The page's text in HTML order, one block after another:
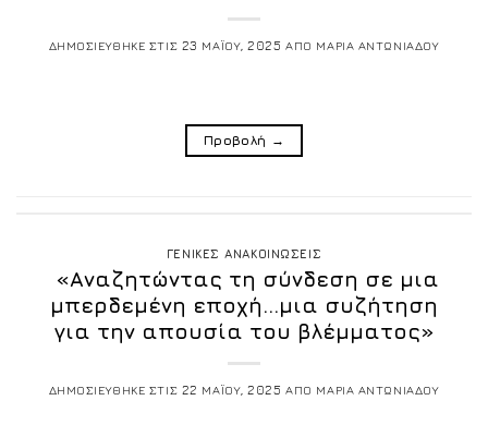
ΔΗΜΟΣΙΕΥΘΗΚΕ ΣΤΙΣ 23 ΜΑΪΟΥ, 2025 ΑΠΟ ΜΑΡΙΑ ΑΝΤΩΝΙΑΔΟΥ
Προβολή →
ΓΕΝΙΚΕΣ ΑΝΑΚΟΙΝΩΣΕΙΣ
«Αναζητώντας τη σύνδεση σε μια
μπερδεμένη εποχή…μια συζήτηση
για την απουσία του βλέμματος»
ΔΗΜΟΣΙΕΥΘΗΚΕ ΣΤΙΣ 22 ΜΑΪΟΥ, 2025 ΑΠΟ ΜΑΡΙΑ ΑΝΤΩΝΙΑΔΟΥ